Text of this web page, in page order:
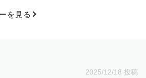
を見る
2025/12/18 投稿